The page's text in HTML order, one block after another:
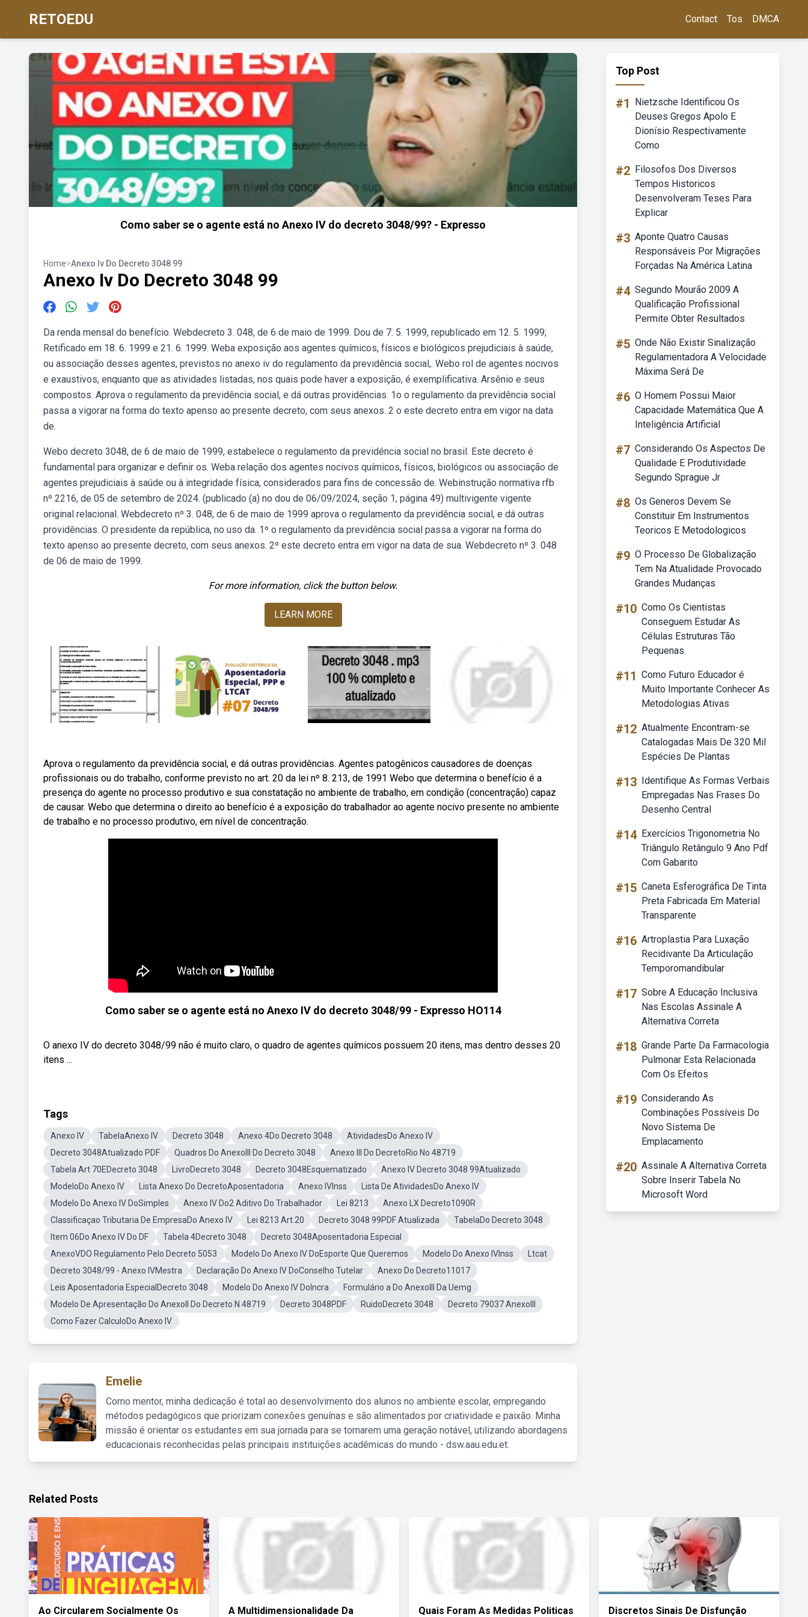
RETOEDU Contact Tos DMCA
Como saber se o agente está no Anexo IV do decreto 3048/99? - Expresso
Home>Anexo Iv Do Decreto 3048 99
Anexo Iv Do Decreto 3048 99
Da renda mensal do benefício. Webdecreto 3. 048, de 6 de maio de 1999. Dou de 7. 5. 1999, republicado em 12. 5. 1999;
Retificado em 18. 6. 1999 e 21. 6. 1999. Weba exposição aos agentes químicos, físicos e biológicos prejudiciais à saúde,
ou associação desses agentes, previstos no anexo iv do regulamento da previdência social,. Webo rol de agentes nocivos
e exaustivos, enquanto que as atividades listadas, nos quais pode haver a exposição, é exemplificativa. Arsênio e seus
compostos. Aprova o regulamento da previdência social, e dá outras providências. 1o o regulamento da previdência social
passa a vigorar na forma do texto apenso ao presente decreto, com seus anexos. 2 o este decreto entra em vigor na data
de.
Webo decreto 3048, de 6 de maio de 1999, estabelece o regulamento da previdência social no brasil. Este decreto é
fundamental para organizar e definir os. Weba relação dos agentes nocivos químicos, físicos, biológicos ou associação de
agentes prejudiciais à saúde ou à integridade física, considerados para fins de concessão de. Webinstrução normativa rfb
nº 2216, de 05 de setembro de 2024. (publicado (a) no dou de 06/09/2024, seção 1, página 49) multivigente vigente
original relacional. Webdecreto nº 3. 048, de 6 de maio de 1999 aprova o regulamento da previdência social, e dá outras
providências. O presidente da república, no uso da. 1º o regulamento da previdência social passa a vigorar na forma do
texto apenso ao presente decreto, com seus anexos. 2º este decreto entra em vigor na data de sua. Webdecreto nº 3. 048
de 06 de maio de 1999.
For more information, click the button below.
LEARN MORE
Aprova o regulamento da previdência social, e dá outras providências. Agentes patogênicos causadores de doenças
profissionais ou do trabalho, conforme previsto no art. 20 da lei nº 8. 213, de 1991 Webo que determina o benefício é a
presença do agente no processo produtivo e sua constatação no ambiente de trabalho, em condição (concentração) capaz
de causar. Webo que determina o direito ao benefício é a exposição do trabalhador ao agente nocivo presente no ambiente
de trabalho e no processo produtivo, em nível de concentração.
Como saber se o agente está no Anexo IV do decreto 3048/99 - Expresso HO114
O anexo IV do decreto 3048/99 não é muito claro, o quadro de agentes químicos possuem 20 itens, mas dentro desses 20
itens ...
Tags
Anexo IV TabelaAnexo IV Decreto 3048 Anexo 4Do Decreto 3048
AtividadesDo Anexo IV
Decreto 3048Atualizado PDF
Quadros Do AnexoIII Do Decreto 3048
Anexo III Do DecretoRio No 48719
Tabela Art 70EDecreto 3048
LivroDecreto 3048 Decreto 3048Esquematizado
Anexo IV Decreto 3048 99Atualizado
ModeloDo Anexo IV
Lista Anexo Do DecretoAposentadoria Anexo IVInss
Lista De AtividadesDo Anexo IV
Modelo Do Anexo IV DoSimples
Anexo IV Do2 Aditivo Do Trabalhador Lei 8213
Anexo LX Decreto1090R
Classificaçao Tributaria De EmpresaDo Anexo IV
Lei 8213 Art.20 Decreto 3048 99PDF Atualizada
TabelaDo Decreto 3048
Item 06Do Anexo IV Do DF
Tabela 4Decreto 3048
Decreto 3048Aposentadoria Especial
AnexoVDO Regulamento Pelo Decreto 5053
Modelo Do Anexo IV DoEsporte Que Queremos Modelo Do Anexo IVInss
Ltcat
Decreto 3048/99 - Anexo IVMestra
Declaração Do Anexo IV DoConselho Tutelar
Anexo Do Decreto11017
Leis Aposentadoria EspecialDecreto 3048
Modelo Do Anexo IV DoIncra
Formulário a Do AnexoIII Da Uemg
Modelo De Apresentação Do AnexoII Do Decreto N 48719
Decreto 3048PDF RuidoDecreto 3048
Decreto 79037 AnexoIII
Como Fazer CalculoDo Anexo IV
Emelie
Como mentor, minha dedicação é total ao desenvolvimento dos alunos no ambiente escolar, empregando
métodos pedagógicos que priorizam conexões genuínas e são alimentados por criatividade e paixão. Minha
missão é orientar os estudantes em sua jornada para se tornarem uma geração notável, utilizando abordagens
educacionais reconhecidas pelas principais instituições acadêmicas do mundo - dsw.aau.edu.et.
Top Post
#1
Nietzsche Identificou Os
Deuses Gregos Apolo E
Dionísio Respectivamente
Como
#2 Filosofos Dos Diversos
Tempos Historicos
Desenvolveram Teses Para
Explicar
#3 Aponte Quatro Causas
Responsáveis Por Migrações
Forçadas Na América Latina
#4 Segundo Mourão 2009 A
Qualificação Profissional
Permite Obter Resultados
#5 Onde Não Existir Sinalização
Regulamentadora A Velocidade
Máxima Será De
#6 O Homem Possui Maior
Capacidade Matemática Que A
Inteligência Artificial
#7 Considerando Os Aspectos De
Qualidade E Produtividade
Segundo Sprague Jr
#8 Os Generos Devem Se
Constituir Em Instrumentos
Teoricos E Metodologicos
#9 O Processo De Globalização
Tem Na Atualidade Provocado
Grandes Mudanças
#10 Como Os Cientistas
Conseguem Estudar As
Células Estruturas Tão
Pequenas
#11 Como Futuro Educador é
Muito Importante Conhecer As
Metodologias Ativas
#12 Atualmente Encontram-se
Catalogadas Mais De 320 Mil
Espécies De Plantas
#13 Identifique As Formas Verbais
Empregadas Nas Frases Do
Desenho Central
#14 Exercícios Trigonometria No
Triângulo Retângulo 9 Ano Pdf
Com Gabarito
#15 Caneta Esferográfica De Tinta
Preta Fabricada Em Material
Transparente
#16 Artroplastia Para Luxação
Recidivante Da Articulação
Temporomandibular
#17 Sobre A Educação Inclusiva
Nas Escolas Assinale A
Alternativa Correta
#18 Grande Parte Da Farmacologia
Pulmonar Esta Relacionada
Com Os Efeitos
#19 Considerando As
Combinações Possíveis Do
Novo Sistema De
Emplacamento
#20 Assinale A Alternativa Correta
Sobre Inserir Tabela No
Microsoft Word
Related Posts
Ao Circularem Socialmente Os A Multidimensionalidade Da Quais Foram As Medidas Politicas Discretos Sinais De Disfunção